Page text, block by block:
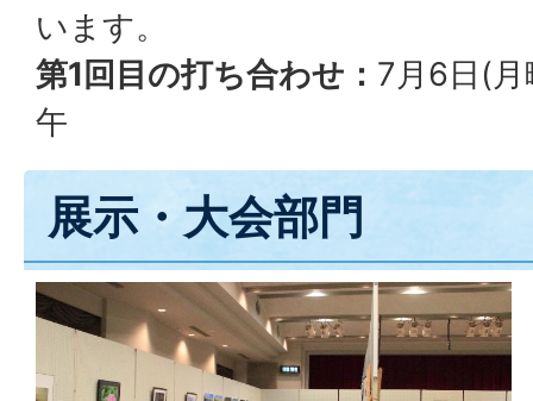
います。
第1回目の打ち合わせ： 7月6日(
午
展示・大会部門